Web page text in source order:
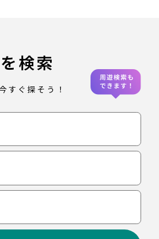
検索
すぐ探そう！